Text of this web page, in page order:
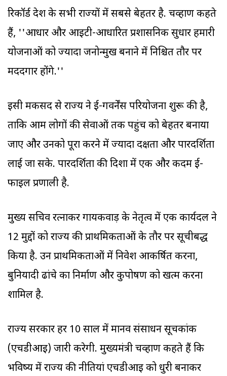
रिकॉर्ड देश के सभी राज्‍यों में सबसे बेहतर है. चव्हाण कहते
हैं, ''आधार और आइटी-आधारित प्रशासनिक सुधार हमारी
योजनाओं को ज्‍यादा जनोन्मुख बनाने में निश्चित तौर पर
मददगार होंगे.''
इसी मकसद से राज्‍य ने ई-गवर्नेंस परियोजना शुरू की है,
ताकि आम लोगों की सेवाओं तक पहुंच को बेहतर बनाया
जाए और उनको पूरा करने में ज्‍यादा दक्षता और पारदर्शिता
लाई जा सके. पारदर्शिता की दिशा में एक और कदम ई-
फाइल प्रणाली है.
मुख्य सचिव रत्नाकर गायकवाड़ के नेतृत्व में एक कार्यदल ने
12 मुद्दों को राज्‍य की प्राथमिकताओं के तौर पर सूचीबद्ध
किया है. उन प्राथमिकताओं में निवेश आकर्षित करना,
बुनियादी ढांचे का निर्माण और कुपोषण को खत्म करना
शामिल है.
राज्‍य सरकार हर 10 साल में मानव संसाधन सूचकांक
(एचडीआइ) जारी करेगी. मुख्यमंत्री चव्हाण कहते हैं कि
भविष्य में राज्‍य की नीतियां एचडीआइ को धुरी बनाकर